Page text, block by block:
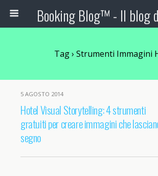
Tag › Strumenti Immagini
5 AGOSTO 2014
Hotel Visual Storytelling: 4 strumenti
gratuiti per creare immagini che
segno